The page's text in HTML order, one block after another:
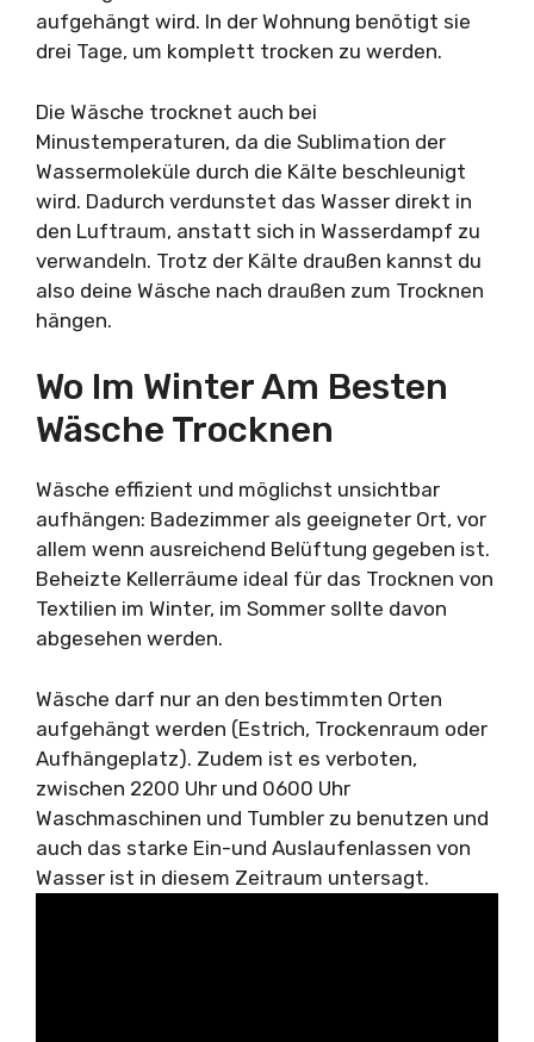
aufgehängt wird. In der Wohnung benötigt sie
drei Tage, um komplett trocken zu werden.
Die Wäsche trocknet auch bei
Minustemperaturen, da die Sublimation der
Wassermoleküle durch die Kälte beschleunigt
wird. Dadurch verdunstet das Wasser direkt in
den Luftraum, anstatt sich in Wasserdampf zu
verwandeln. Trotz der Kälte draußen kannst du
also deine Wäsche nach draußen zum Trocknen
hängen.
Wo Im Winter Am Besten
Wäsche Trocknen
Wäsche effizient und möglichst unsichtbar
aufhängen: Badezimmer als geeigneter Ort, vor
allem wenn ausreichend Belüftung gegeben ist.
Beheizte Kellerräume ideal für das Trocknen von
Textilien im Winter, im Sommer sollte davon
abgesehen werden.
Wäsche darf nur an den bestimmten Orten
aufgehängt werden (Estrich, Trockenraum oder
Aufhängeplatz). Zudem ist es verboten,
zwischen 2200 Uhr und 0600 Uhr
Waschmaschinen und Tumbler zu benutzen und
auch das starke Ein-und Auslaufenlassen von
Wasser ist in diesem Zeitraum untersagt.